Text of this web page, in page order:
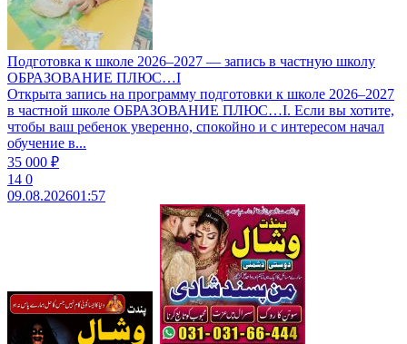
Подготовка к школе 2026–2027 — запись в частную школу
ОБРАЗОВАНИЕ ПЛЮС…I
Открыта запись на программу подготовки к школе 2026–2027
в частной школе ОБРАЗОВАНИЕ ПЛЮС…I. Если вы хотите,
чтобы ваш ребенок уверенно, спокойно и с интересом начал
обучение в...
35 000 ₽
14 0
09.08.202601:57